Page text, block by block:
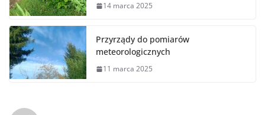
14 marca 2025
Przyrządy do pomiarów
meteorologicznych
11 marca 2025